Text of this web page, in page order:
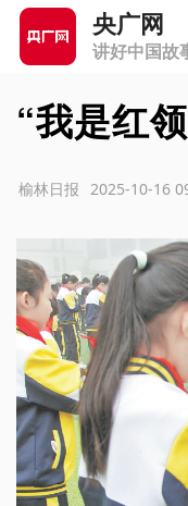
央广网
讲好中国故
“我是红
2025-10-16
榆林日报